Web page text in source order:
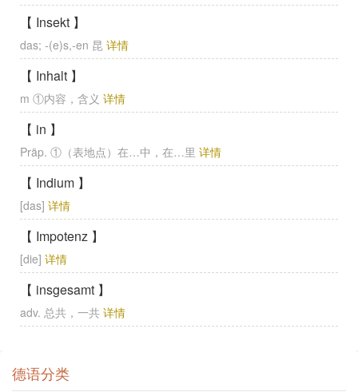
德语分类
【 Insekt 】
das; -(e)s,-en 昆 详情
【 Inhalt 】
m ①内容，含义 详情
【 in 】
Präp. ①（表地点）在…中，在…里 详情
【 Indium 】
[das] 详情
【 Impotenz 】
[die] 详情
【 insgesamt 】
adv. 总共，一共 详情